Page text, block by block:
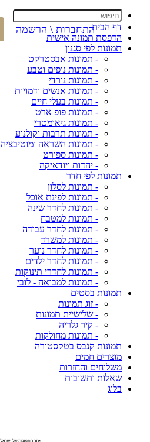
דף הבית
הדפסת תמונה אישית
תמונות לפי סגנון
- תמונות אבסטרקט
- תמונות נופים וטבע
- תמונות נורדי
- תמונות אנשים ודמויות
- תמונות בעלי חיים
- תמונות פופ ארט
- תמונות גיאומטרי
- תמונות תרבות וקולנוע
- תמונות השראה ומוטיבציה
- תמונות ספורט
- יהדות ויודאיקה
תמונות לפי חדר
- תמונות לסלון
- תמונות לפינת אוכל
- תמונות לחדר שינה
- תמונות למטבח
- תמונות לחדר עבודה
- תמונות למשרד
- תמונות לחדר נוער
- תמונות לחדר ילדים
- תמונות לחדרי תינוקות
- תמונות למבואה - לובי
תמונות בסטים
- זוג תמונות
- שלישיית תמונות
- קיר גלריה
- תמונות מחולקות
תמונות קנבס בטקסטורה
מוצרים חמים
משלוחים והחזרות
שאלות ותשובות
בלוג
התחברות \ הרשמה